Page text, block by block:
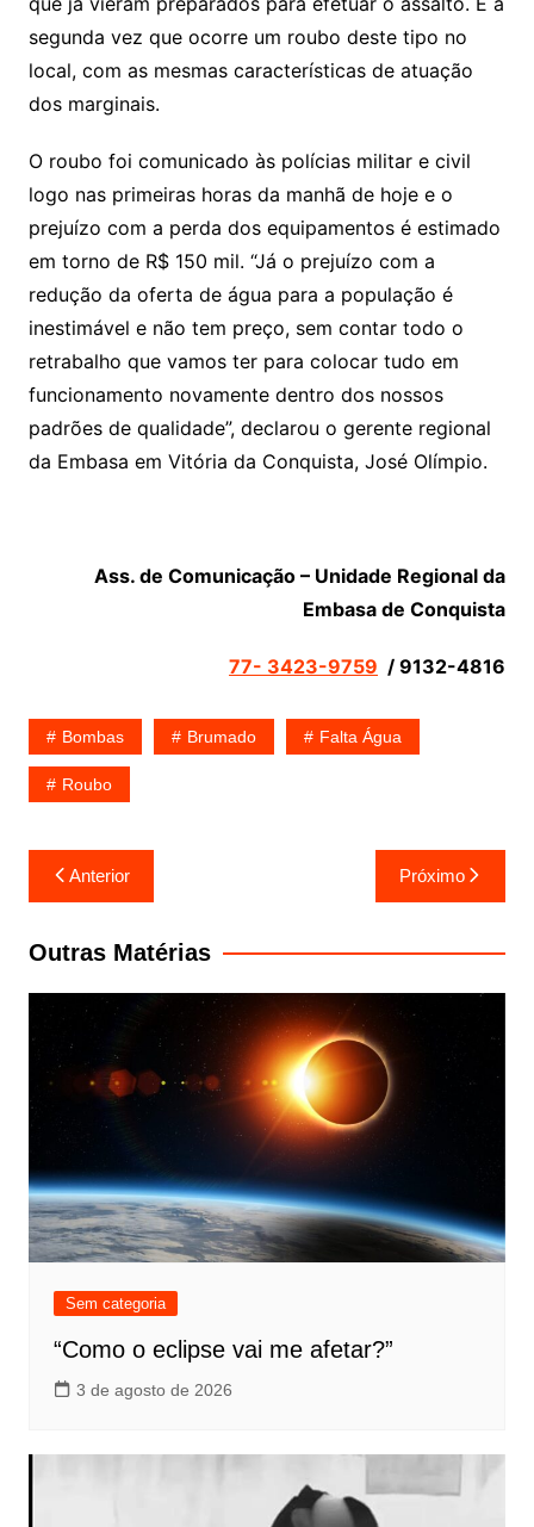
segunda vez que ocorre um roubo deste tipo no
local, com as mesmas características de atuação
dos marginais.
O roubo foi comunicado às polícias militar e civil
logo nas primeiras horas da manhã de hoje e o
prejuízo com a perda dos equipamentos é estimado
em torno de R$ 150 mil. “Já o prejuízo com a
redução da oferta de água para a população é
inestimável e não tem preço, sem contar todo o
retrabalho que vamos ter para colocar tudo em
funcionamento novamente dentro dos nossos
padrões de qualidade”, declarou o gerente regional
da Embasa em Vitória da Conquista, José Olímpio.
Ass. de Comunicação – Unidade Regional da
Embasa de Conquista
77- 3423-9759 / 9132-4816
Bombas Brumado Falta Água
Roubo
Navegação
de
Post
Anterior Próximo
Outras Matérias
Sem categoria
“Como o eclipse vai me afetar?”
3 de agosto de 2026